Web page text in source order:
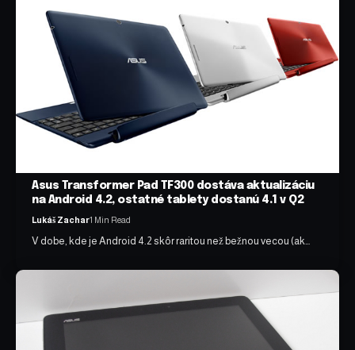
Asus Transformer Pad TF300 dostáva aktualizáciu
na Android 4.2, ostatné tablety dostanú 4.1 v Q2
Lukáš Zachar1 Min Read
V dobe, kde je Android 4.2 skôr raritou než bežnou vecou (ak…